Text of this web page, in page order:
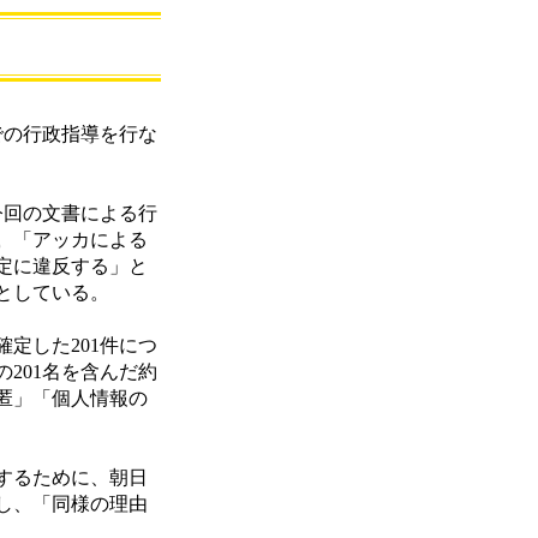
行政指導を行な
の文書による行
「アッカによる
に違反する」と
ている。
定した201件につ
201名を含んだ約
」「個人情報の
るために、朝日
、「同様の理由